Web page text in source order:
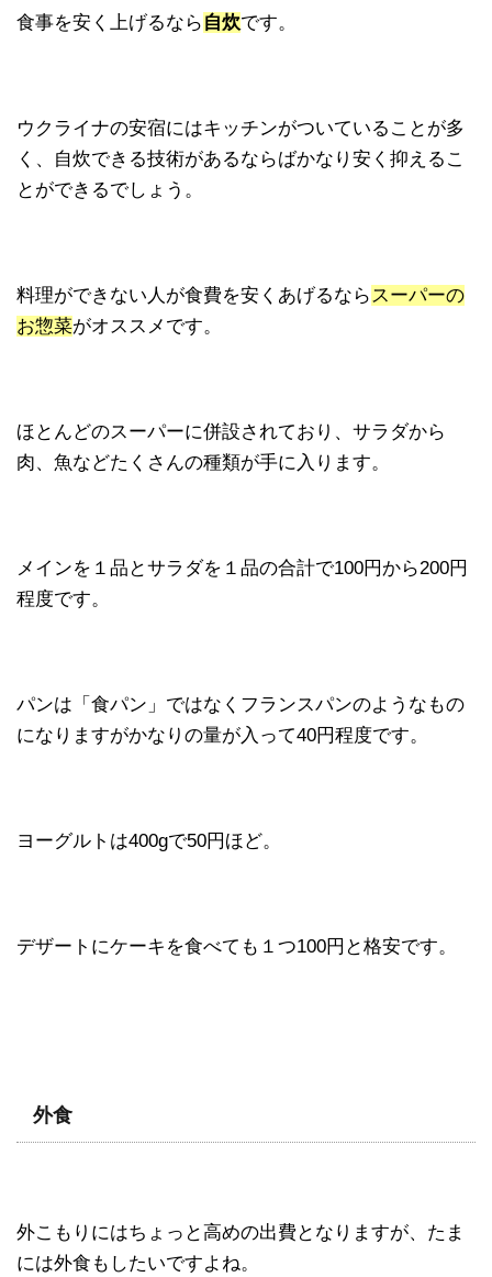
食事を安く上げるなら 自炊です。
ウクライナの安宿にはキッチンがついていることが多
く、自炊できる技術があるならばかなり安く抑えるこ
とができるでしょう。
料理ができない人が食費を安くあげるなら スーパーの
お惣菜がオススメです。
ほとんどのスーパーに併設されており、サラダから
肉、魚などたくさんの種類が手に入ります。
メインを１品とサラダを１品の合計で100円から200円
程度です。
パンは「食パン」ではなくフランスパンのようなもの
になりますがかなりの量が入って40円程度です。
ヨーグルトは400gで50円ほど。
デザートにケーキを食べても１つ100円と格安です。
外食
外こもりにはちょっと高めの出費となりますが、たま
には外食もしたいですよね。